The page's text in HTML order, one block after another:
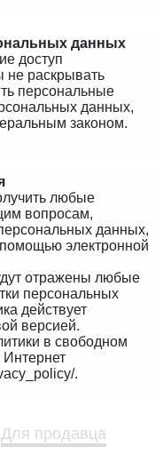
данных
доступ
не раскрывать
персональные
данных,
законом.
любые
вопросам,
данных,
электронной
отражены любые
персональных
действует
версией.
в свободном
Интернет
.
Для продавца